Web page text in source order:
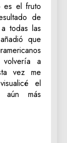
es el fruto
de
todas las
que
a
vez me
el
aún más